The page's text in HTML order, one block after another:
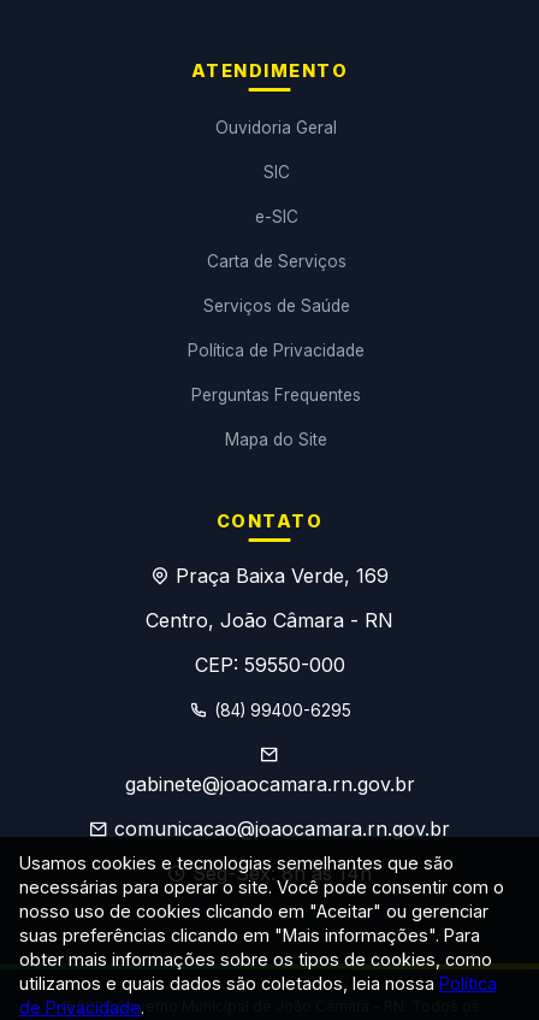
Usamos cookies e tecnologias semelhantes que são
necessárias para operar o site. Você pode consentir com o
nosso uso de cookies clicando em "Aceitar" ou gerenciar
suas preferências clicando em "Mais informações". Para
obter mais informações sobre os tipos de cookies, como
utilizamos e quais dados são coletados, leia nossa Política
de Privacidade.
ATENDIMENTO
Ouvidoria Geral
SIC
e-SIC
Carta de Serviços
Serviços de Saúde
Política de Privacidade
Perguntas Frequentes
Mapa do Site
CONTATO
Praça Baixa Verde, 169
Centro, João Câmara - RN
CEP: 59550-000
(84) 99400-6295
gabinete@joaocamara.rn.gov.br
comunicacao@joaocamara.rn.gov.br
Seg-Sex: 8h às 14h
© 2026 Governo Municipal de João Câmara - RN. Todos os